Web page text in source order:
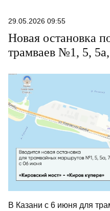
29.05.2026 09:55
Новая остановка
трамваев №1, 5,
В Казани с 6 июня для